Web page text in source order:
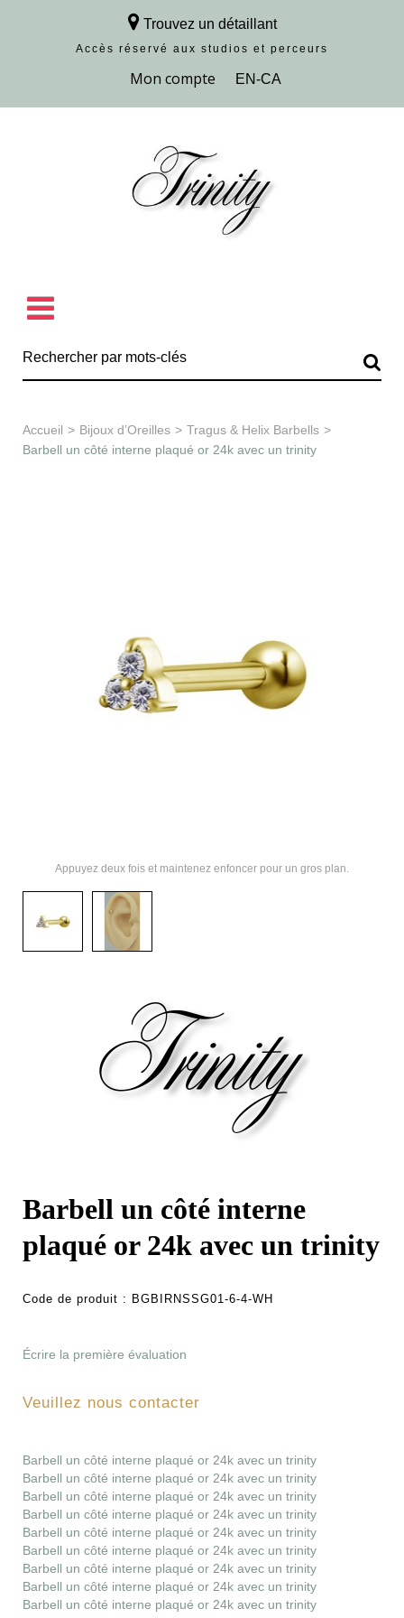
Trouvez un détaillant
Accès réservé aux studios et perceurs
Découvrir la collection
Accueil > Bijoux d’Oreilles > Tragus & Helix Barbells >
Barbell un côté interne plaqué or 24k avec un trinity
Appuyez deux fois et maintenez enfoncer pour un gros plan.
Barbell un côté interne
plaqué or 24k avec un trinity
Code de produit : BGBIRNSSG01-6-4-WH
Écrire la première évaluation
Veuillez nous contacter
Barbell un côté interne plaqué or 24k avec un trinity
Barbell un côté interne plaqué or 24k avec un trinity
Barbell un côté interne plaqué or 24k avec un trinity
Barbell un côté interne plaqué or 24k avec un trinity
Barbell un côté interne plaqué or 24k avec un trinity
Barbell un côté interne plaqué or 24k avec un trinity
Barbell un côté interne plaqué or 24k avec un trinity
Barbell un côté interne plaqué or 24k avec un trinity
Barbell un côté interne plaqué or 24k avec un trinity